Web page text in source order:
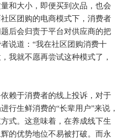
和大小，即便买到次品，也会
区团购的电商模式下，消费者
后会归责于平台对供应商的把
说道：“我在社区团购消费十
我就不愿再尝试这种模式了，
赖于消费者的线上投诉，对于
行生鲜消费的“长辈用户”来说，
式。这意味着，在养成线下生
的优势地位不易被打破。而永